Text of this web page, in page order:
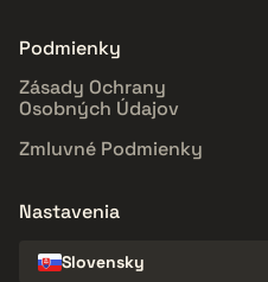
Podmienky
Zásady Ochrany
Osobných Údajov
Zmluvné Podmienky
Nastavenia
Slovensky